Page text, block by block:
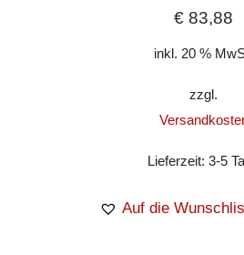
€ 83,88
inkl. 20 %
zzgl.
Lieferzeit:3-5
Auf die